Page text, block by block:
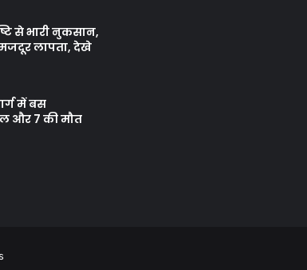
से भारी नुकसान,
लापता, देखे
में बस
और 7 की मौत